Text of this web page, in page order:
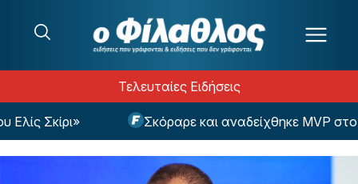
Τελευταίες Ειδήσεις
Σκίρι» Σκόραρε και αναδείχθηκε MVP στο